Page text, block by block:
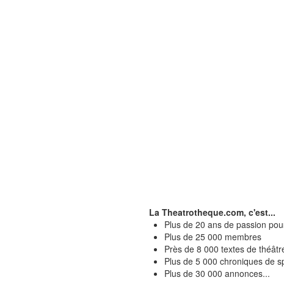
La Theatrotheque.com, c'est...
Plus de 20 ans de passion
Plus de 25 000 membres
Près de 8 000 textes de
Plus de 5 000 chroniques de
Plus de 30 000 annonces...